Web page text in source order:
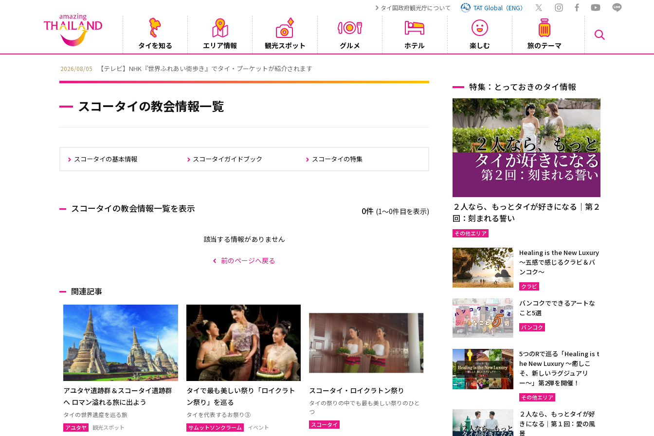
タイ国政府観光庁について TAT Global（ENG）
タイを知る エリア情報 観光スポット グルメ ホテル 楽しむ 旅のテーマ
2026/08/05 【テレビ】NHK『世界ふれあい街歩き』でタイ・プーケットが紹介されます
スコータイの教会情報一覧
スコータイの基本情報 スコータイガイドブック スコータイの特集
スコータイの教会情報一覧を表示 0件 (1〜0件目を表示)
該当する情報がありません
前のページへ戻る
関連記事
アユタヤ遺跡群＆スコータイ遺跡群
へ ロマン溢れる旅に出よう
タイの世界遺産を巡る旅
アユタヤ 観光スポット
タイで最も美しい祭り「ロイクラト
ン祭り」を巡る
タイを代表するお祭り③
サムットソンクラーム イベント
スコータイ・ロイクラトン祭り
タイの祭りの中でも最も美しい祭りのひと
つ
スコータイ
特集：とっておきのタイ情報
２人なら、もっとタイが好きになる｜第２
回：刻まれる誓い
その他エリア
Healing is the New Luxury
～五感で感じるクラビ＆バ
ンコク～
クラビ
バンコクでできるアートな
こと5選
バンコク
5つのRで巡る「Healing is t
he New Luxury ～癒しこ
そ、新しいラグジュアリ
ー〜」第2弾を開催！
その他エリア
２人なら、もっとタイが好
きになる｜第１回：愛の風
景